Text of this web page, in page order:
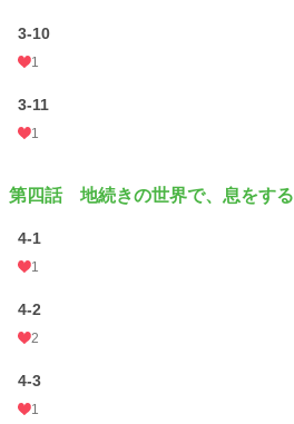
3-10
1
3-11
1
第四話 地続きの世界で、息をする
4-1
1
4-2
2
4-3
1